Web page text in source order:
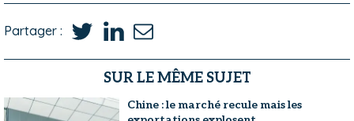
Partager :
SUR LE MÊME SUJET
Chine : le marché recule mais les